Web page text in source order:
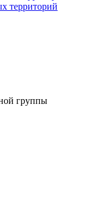
территорий
группы